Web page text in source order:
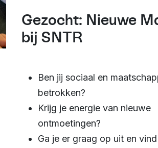
Gezocht: Nieuwe
bij SNTR
Ben jij sociaal en
betrokken?
Krijg je energie van nieuwe
ontmoetingen?
Ga je er graag op uit en